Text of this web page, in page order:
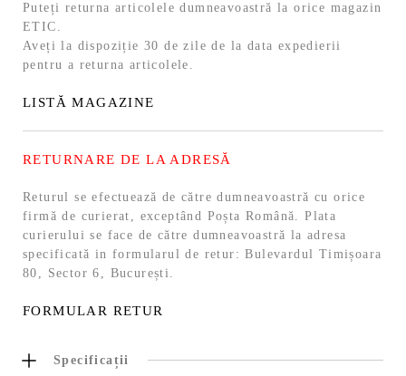
Puteți returna articolele dumneavoastră la orice magazin
ETIC.
Aveți la dispoziție 30 de zile de la data expedierii
pentru a returna articolele.
LISTĂ MAGAZINE
RETURNARE DE LA ADRESĂ
Returul se efectuează de către dumneavoastră cu orice
firmă de curierat, exceptând Poșta Română. Plata
curierului se face de către dumneavoastră la adresa
specificată in formularul de retur: Bulevardul Timișoara
80, Sector 6, București.
FORMULAR RETUR
Specificații